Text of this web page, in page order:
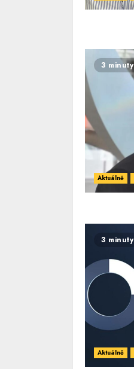
3 minuty
Aktuálně
3 minuty
Aktuálně